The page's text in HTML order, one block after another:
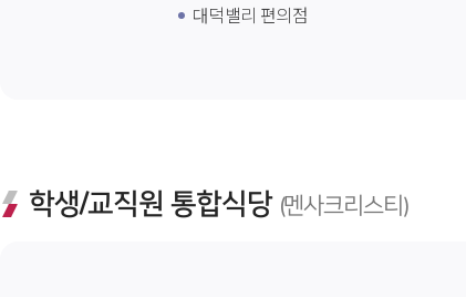
대덕밸리 편의점
학생/교직원 통합식당 (멘사크리스티)